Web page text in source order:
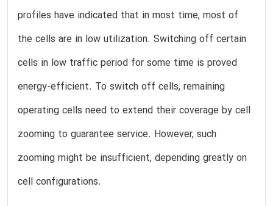
profiles have indicated that in most time, most of
the cells are in low utilization. Switching off certain
cells in low traffic period for some time is proved
energy-efficient. To switch off cells, remaining
operating cells need to extend their coverage by cell
zooming to guarantee service. However, such
zooming might be insufficient, depending greatly on
cell configurations.